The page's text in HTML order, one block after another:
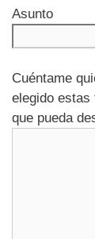
Asunto
Cuéntame
elegido estas
que pueda